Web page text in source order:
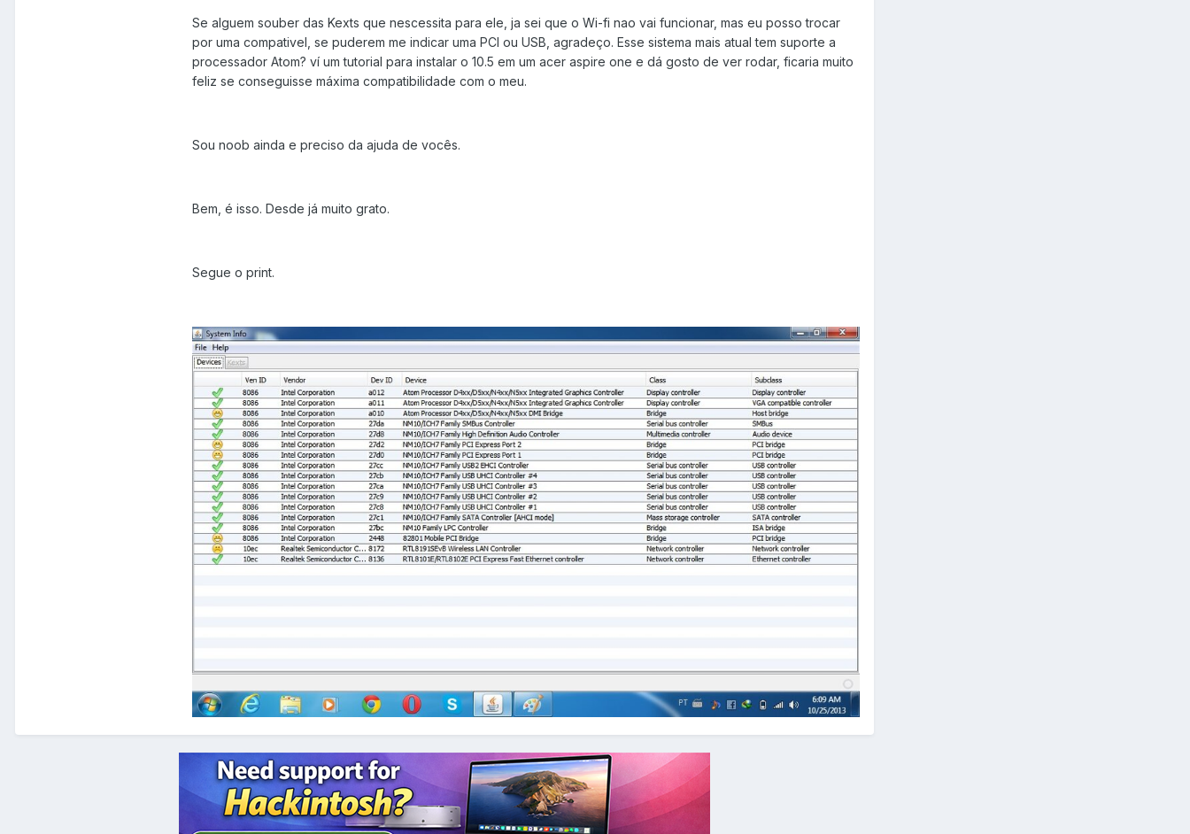
Se alguem souber das Kexts que nescessita para ele, ja sei que o Wi-fi nao vai funcionar, mas eu posso trocar
por uma compativel, se puderem me indicar uma PCI ou USB, agradeço. Esse sistema mais atual tem suporte a
processador Atom? ví um tutorial para instalar o 10.5 em um acer aspire one e dá gosto de ver rodar, ficaria muito
feliz se conseguisse máxima compatibilidade com o meu.
Sou noob ainda e preciso da ajuda de vocês.
Bem, é isso. Desde já muito grato.
Segue o print.